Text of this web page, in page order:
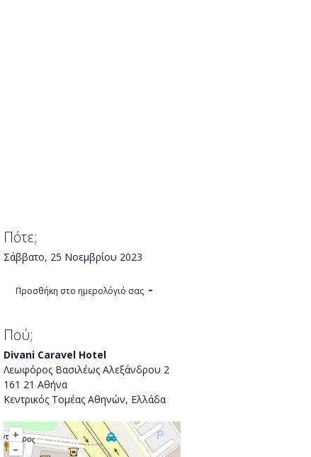
Πότε;
Σάββατο, 25 Νοεμβρίου 2023
Προσθήκη στο ημερολόγιό σας
Πού;
Divani Caravel Hotel
Λεωφόρος Βασιλέως Αλεξάνδρου 2
161 21 Αθήνα
Κεντρικός Τομέας Αθηνών, Ελλάδα
+
–